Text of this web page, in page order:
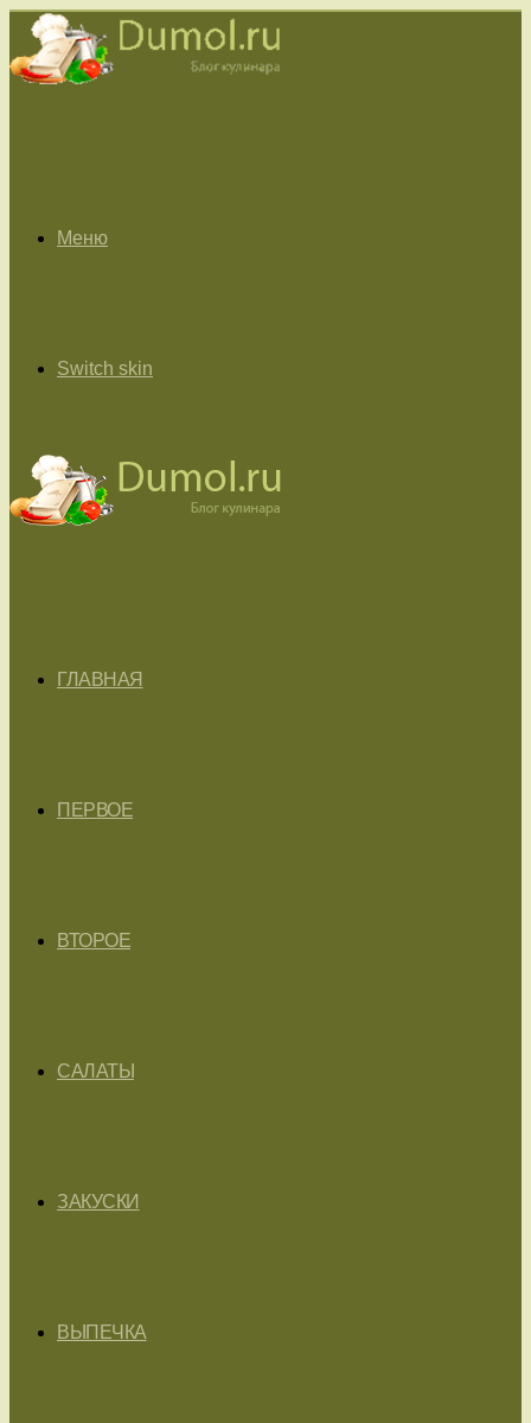
Меню
Switch skin
ГЛАВНАЯ
ПЕРВОЕ
ВТОРОЕ
САЛАТЫ
ЗАКУСКИ
ВЫПЕЧКА